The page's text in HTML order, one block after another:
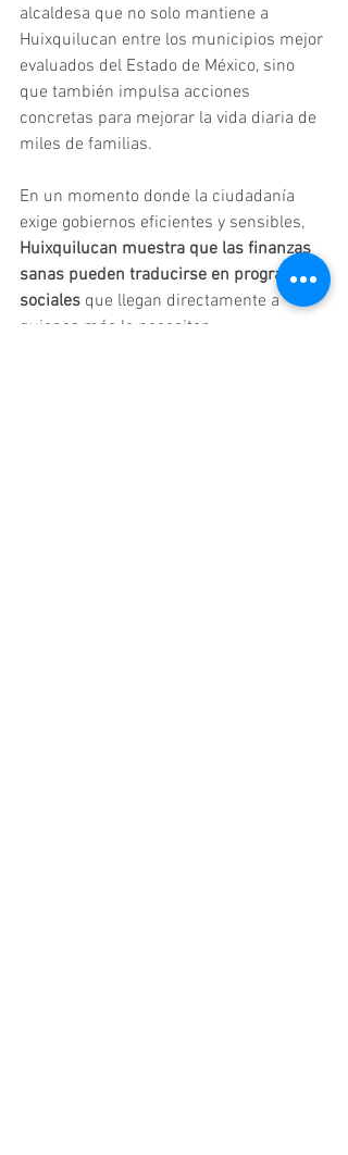
alcaldesa que no solo mantiene a
Huixquilucan entre los municipios mejor
evaluados del Estado de México, sino
que también impulsa acciones
concretas para mejorar la vida diaria de
miles de familias.
En un momento donde la ciudadanía
exige gobiernos eficientes y sensibles,
Huixquilucan muestra que las finanzas
sanas pueden traducirse en programas
sociales que llegan directamente a
quienes más lo necesitan.